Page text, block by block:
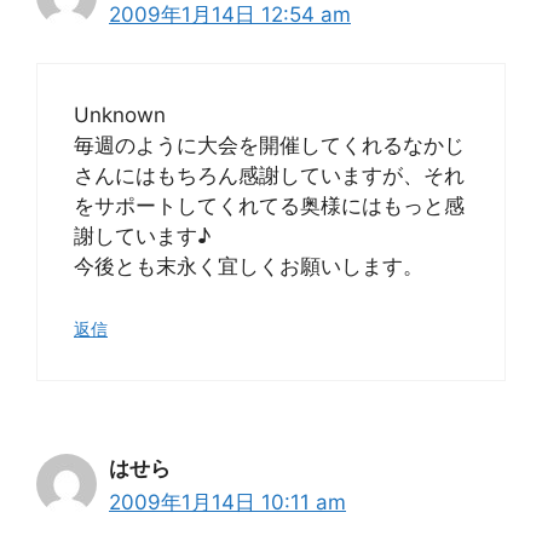
2009年1月14日 12:54 am
Unknown
毎週のように大会を開催してくれるなかじ
さんにはもちろん感謝していますが、それ
をサポートしてくれてる奥様にはもっと感
謝しています♪
今後とも末永く宜しくお願いします。
返信
はせら
2009年1月14日 10:11 am